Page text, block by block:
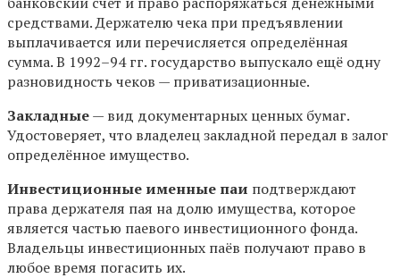
средствами. Держателю чека при предъявлении
выплачивается или перечисляется определённая
сумма. В 1992–94 гг. государство выпускало ещё одну
разновидность чеков — приватизационные.
Закладные— вид документарных ценных бумаг.
Удостоверяет, что владелец закладной передал в залог
определённое имущество.
Инвестиционные именные паи подтверждают
права держателя пая на долю имущества, которое
является частью паевого инвестиционного фонда.
Владельцы инвестиционных паёв получают право в
любое время погасить их.